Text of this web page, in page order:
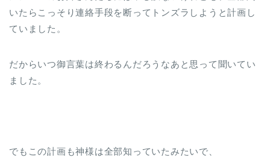
いたらこっそり連絡手段を断ってトンズラしようと計画し
ていました。
だからいつ御言葉は終わるんだろうなあと思って聞いてい
ました。
でもこの計画も神様は全部知っていたみたいで、